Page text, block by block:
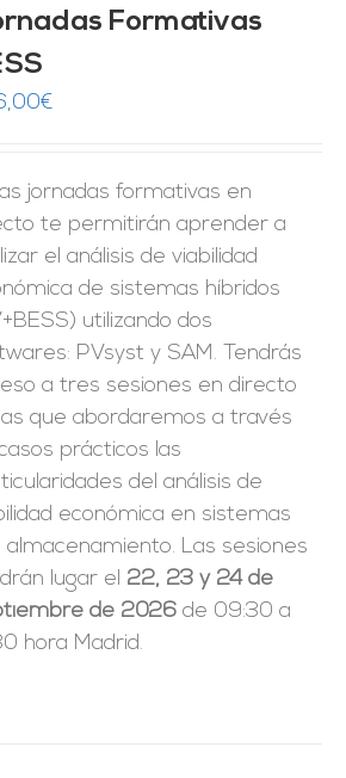
Formativas
€
jornadas formativas en
te permitirán aprender a
el análisis de viabilidad
de sistemas híbridos
utilizando dos
PVsyst y SAM. Tendrás
a tres sesiones en directo
que abordaremos a través
prácticos las
del análisis de
económica en sistemas
almacenamiento. Las sesiones
lugar el 22, 23 y 24 de
de 2026 de 09:30 a
hora Madrid.